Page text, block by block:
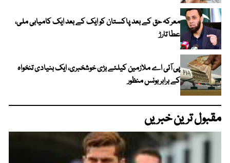
معرکہ حق کے بعد پاکستان کو ایک کے بعد ایک کامیابی ملی،
عطا تارڑ
پی آئی اے ملازمین کیلئے بڑی خوشخبری، ایک بنیادی تنخواہ
کے برابر بونس منظور
مقبول ترین خبریں